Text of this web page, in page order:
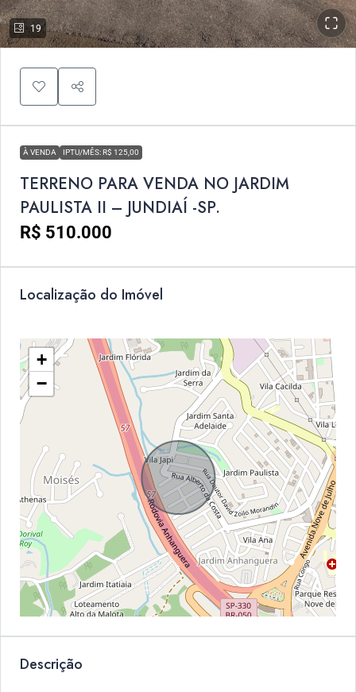
19
À VENDA IPTU/MÊS: R$ 125,00
TERRENO PARA VENDA NO JARDIM
PAULISTA II – JUNDIAÍ -SP.
R$ 510.000
Localização do Imóvel
+
−
Descrição